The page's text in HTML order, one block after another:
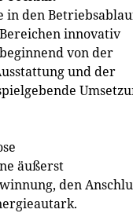
in den
innovativ
von der
und der
äußerst
den